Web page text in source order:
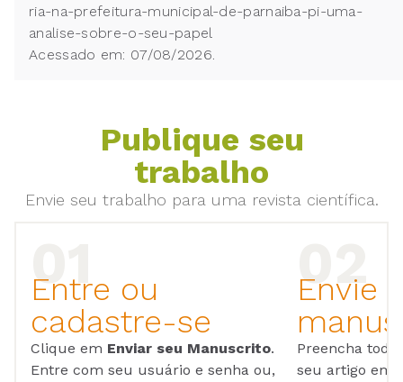
ria-na-prefeitura-municipal-de-parnaiba-pi-uma-
analise-sobre-o-seu-papel
Acessado em: 07/08/2026.
Publique seu
trabalho
Envie seu trabalho para uma revista científica.
Entre ou
cadastre-se
Clique em Enviar seu Manuscrito.
Entre com seu usuário e senha ou,
Envie
Preencha
seu artigo em